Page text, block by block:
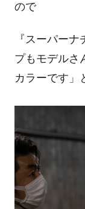
ので
『スーパー
プもモデルさ
カラーです」